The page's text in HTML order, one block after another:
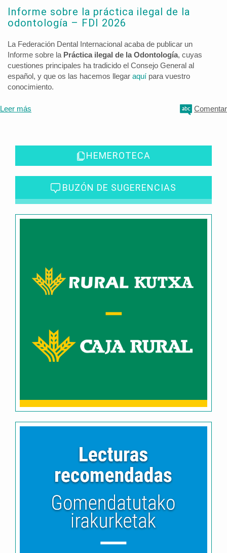
Informe sobre la práctica ilegal de la
odontología – FDI 2026
La Federación Dental Internacional acaba de publicar un
Informe sobre la Práctica ilegal de la Odontología, cuyas
cuestiones principales ha tradicido el Consejo General al
español, y que os las hacemos llegar aquí para vuestro
conocimiento.
Leer más Comentar
HEMEROTECA
BUZÓN DE SUGERENCIAS